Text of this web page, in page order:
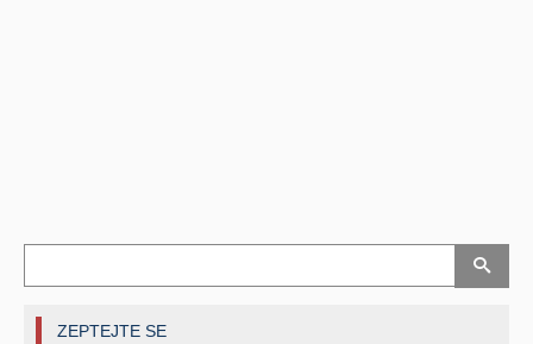
ZEPTEJTE SE